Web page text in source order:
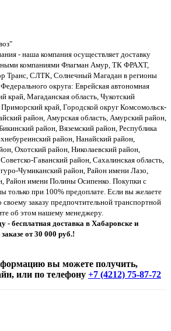
- наша компания осуществляет доставку
компаниями Флагман Амур, ТК ФРАХТ,
Транс, СЛТК, Солнечный Магадан в регионы
округа: Еврейская автономная
край, Магаданская область, Чукотский
край, Городской округ Комсомольск-
район, Амурская область, Амурский район,
район, Вяземский район, Республика
район, Нанайский район,
Охотский район, Николаевский район,
Гаванский район, Сахалинская область,
Чумиканский район, Район имени Лазо,
Район имени Полины Осипенко. Покупки с
только при 100% предоплате. Если вы желаете
своему заказу предпочтительной транспортной
об этом нашему менеджеру.
- бесплатная доставка в Хабаровске и
от 30 000 руб.!
вы можете получить,
или по телефону +7 (4212) 75-87-72